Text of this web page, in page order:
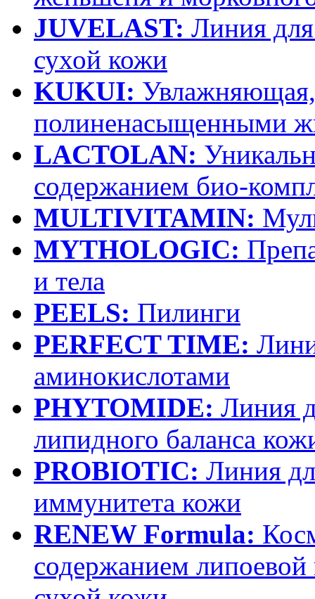
JUVELAST: Линия
сухой кожи
KUKUI: Увлажняющая,
полиненасыщенными
LACTOLAN:
содержанием био-
MULTIVITAMIN:
MYTHOLOGIC:
и тела
PEELS: Пилинги
PERFECT TIME:
аминокислотами
PHYTOMIDE: Линия
липидного баланса
PROBIOTIC: Линия
иммунитета кожи
RENEW Formula:
содержанием